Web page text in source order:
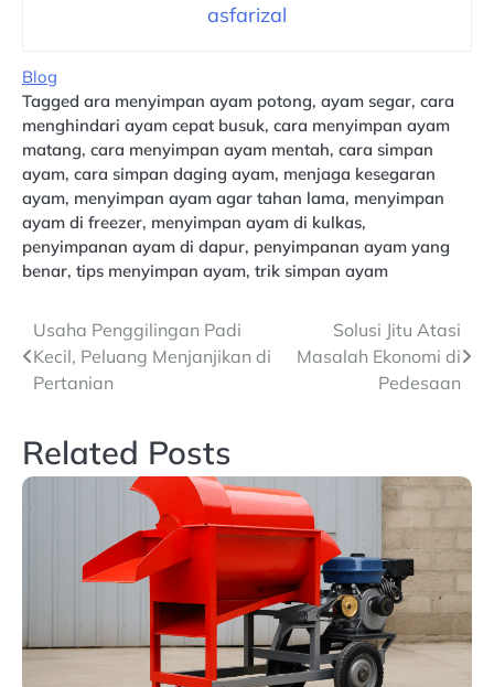
asfarizal
Blog
Tagged ara menyimpan ayam potong, ayam segar, cara
menghindari ayam cepat busuk, cara menyimpan ayam
matang, cara menyimpan ayam mentah, cara simpan
ayam, cara simpan daging ayam, menjaga kesegaran
ayam, menyimpan ayam agar tahan lama, menyimpan
ayam di freezer, menyimpan ayam di kulkas,
penyimpanan ayam di dapur, penyimpanan ayam yang
benar, tips menyimpan ayam, trik simpan ayam
Navigasi
pos
Usaha Penggilingan Padi
Kecil, Peluang Menjanjikan di
Pertanian
Solusi Jitu Atasi
Masalah Ekonomi di
Pedesaan
Related Posts